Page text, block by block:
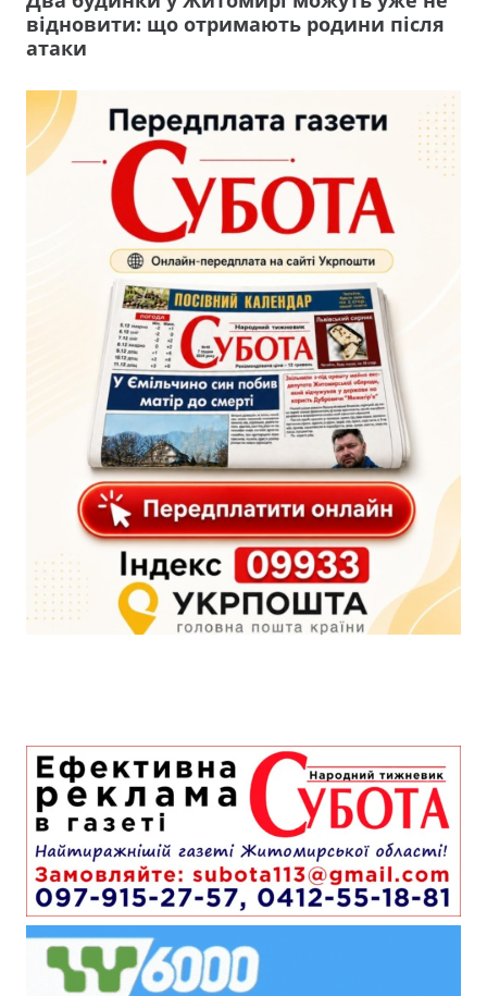
відновити: що отримають родини після
атаки